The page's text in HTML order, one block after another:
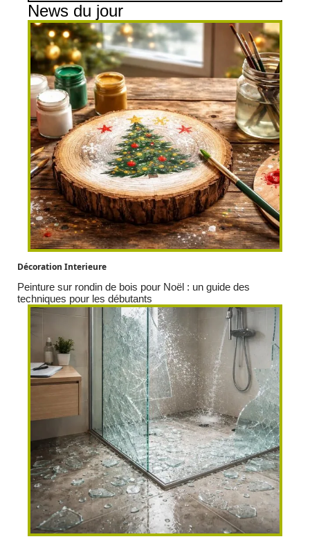
News du jour
Décoration Interieure
Peinture sur rondin de bois pour Noël : un guide des
techniques pour les débutants